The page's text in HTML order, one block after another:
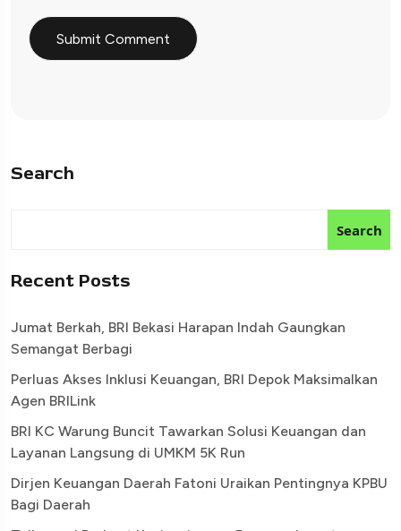
Search
Search
Recent Posts
Jumat Berkah, BRI Bekasi Harapan Indah Gaungkan
Semangat Berbagi
Perluas Akses Inklusi Keuangan, BRI Depok Maksimalkan
Agen BRILink
BRI KC Warung Buncit Tawarkan Solusi Keuangan dan
Layanan Langsung di UMKM 5K Run
Dirjen Keuangan Daerah Fatoni Uraikan Pentingnya KPBU
Bagi Daerah